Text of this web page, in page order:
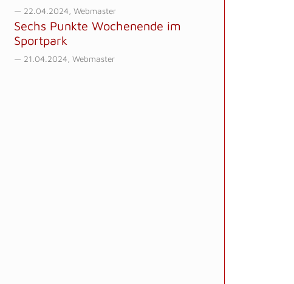
— 22.04.2024, Webmaster
Sechs Punkte Wochenende im
Sportpark
— 21.04.2024, Webmaster